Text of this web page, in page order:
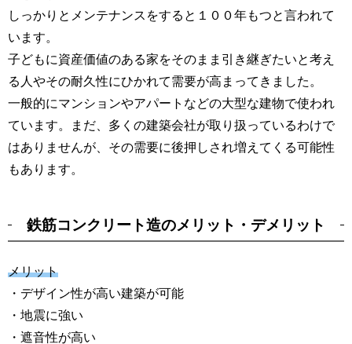
しっかりとメンテナンスをすると１００年もつと言われて
います。
子どもに資産価値のある家をそのまま引き継ぎたいと考え
る人やその耐久性にひかれて需要が高まってきました。
一般的にマンションやアパートなどの大型な建物で使われ
ています。まだ、多くの建築会社が取り扱っているわけで
はありませんが、その需要に後押しされ増えてくる可能性
もあります。
鉄筋コンクリート造のメリット・デメリット
メリット
・デザイン性が高い建築が可能
・地震に強い
・遮音性が高い